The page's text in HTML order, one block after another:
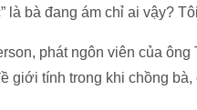
là bà đang ám chỉ ai vậy?
phát ngôn viên của
giới tính trong khi chồng